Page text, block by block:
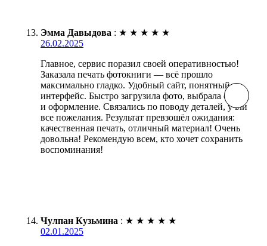
Эмма Давыдова : ★ ★ ★ ★ ★
26.02.2025
Главное, сервис поразил своей оперативностью!
Заказала печать фотокниги — всё прошло
максимально гладко. Удобный сайт, понятный
интерфейс. Быстро загрузила фото, выбрала стиль
и оформление. Связались по поводу деталей, учли
все пожелания. Результат превзошёл ожидания:
качественная печать, отличный материал! Очень
довольна! Рекомендую всем, кто хочет сохранить
воспоминания!
Чулпан Кузьмина : ★ ★ ★ ★ ★
02.01.2025